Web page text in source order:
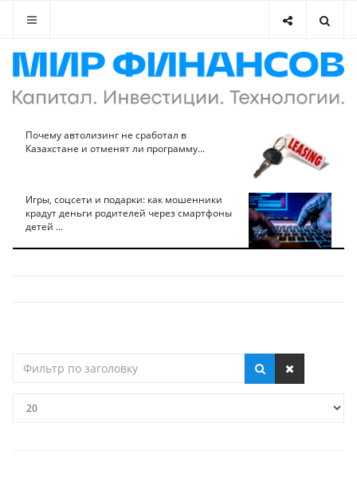
Почему автолизинг не сработал в
Казахстане и отменят ли программу...
Игры, соцсети и подарки: как мошенники
крадут деньги родителей через смартфоны
детей ...
по